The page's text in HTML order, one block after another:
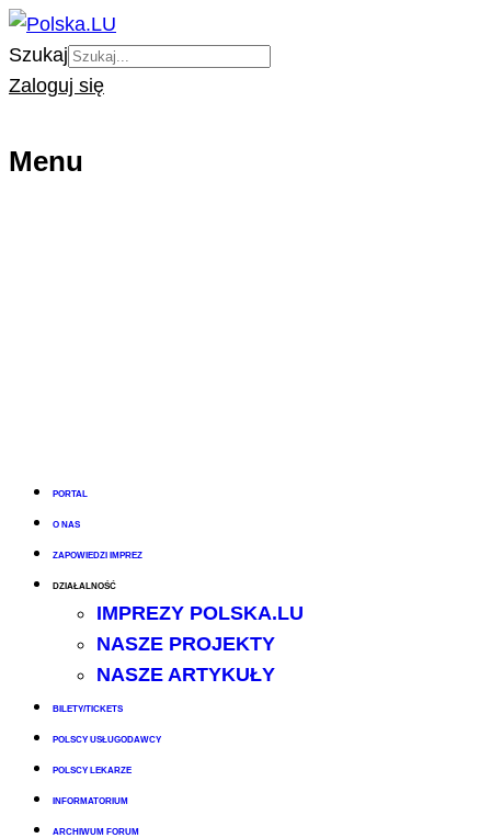
Szukaj
Zaloguj się
Menu
PORTAL
O NAS
ZAPOWIEDZI IMPREZ
DZIAŁALNOŚĆ
IMPREZY POLSKA.LU
NASZE PROJEKTY
NASZE ARTYKUŁY
BILETY/TICKETS
POLSCY USŁUGODAWCY
POLSCY LEKARZE
INFORMATORIUM
ARCHIWUM FORUM